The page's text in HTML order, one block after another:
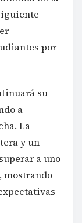
por
su
a
La
y un
a uno
mostrando